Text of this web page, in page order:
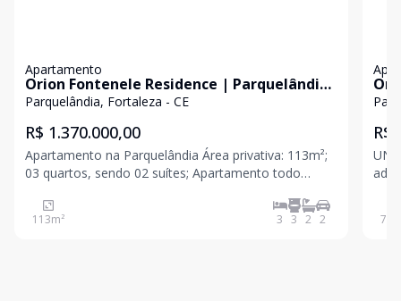
Apartamento
Orion Fontenele Residence | Parquelândia
| 113m² | 03 Suítes | 02 Vagas
Parquelândia, Fortaleza - CE
R$ 1.370.000,00
Apartamento na Parquelândia Área privativa: 113m²;
03 quartos, sendo 02 suítes; Apartamento todo
sala; Varanda gourmet; Nascente total; Wc social;
113m² 3 3 2 2
|
R$
UNIDADE
78